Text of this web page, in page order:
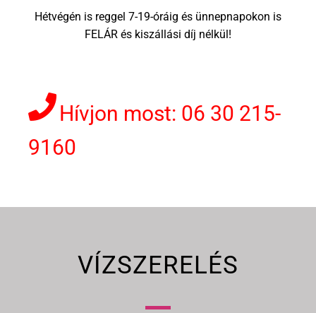
Hétvégén is reggel 7-19-óráig és ünnepnapokon is
FELÁR és kiszállási díj nélkül!
Hívjon most: 06 30 215-
9160
VÍZSZERELÉS